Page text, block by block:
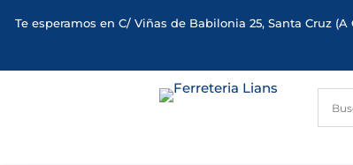
Te esperamos en C/ Viñas de Babilonia 25, Santa Cruz